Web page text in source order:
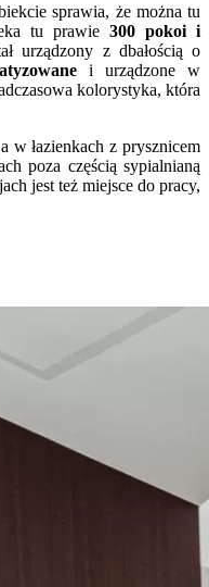
sprawia, że można tu
tu prawie 300 pokoi i
urządzony z dbałością o
i urządzone w
kolorystyka, która
w łazienkach z prysznicem
poza częścią sypialnianą
jest też miejsce do pracy,